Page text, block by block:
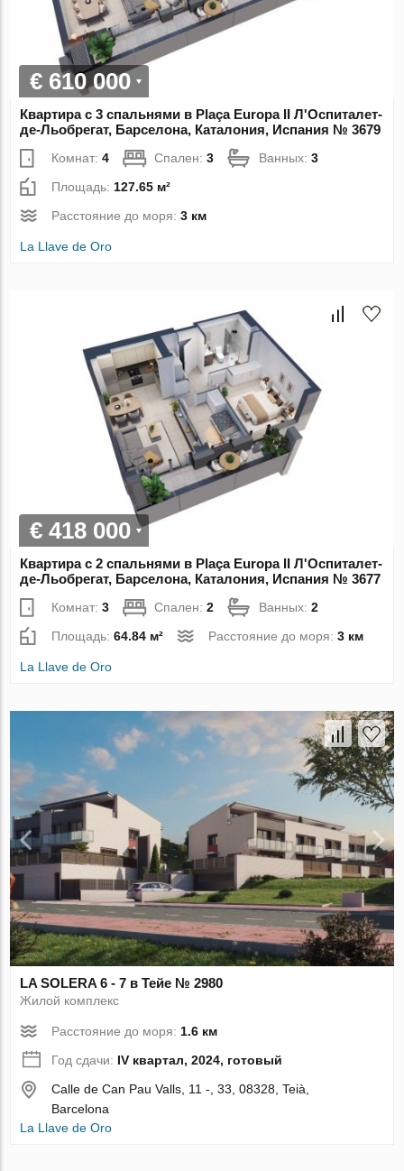
€ 610 000
Квартира с 3 спальнями в Plaça Europa II Л'Оспиталет-
де-Льобрегат, Барселона, Каталония, Испания № 3679
Комнат:4 Спален:3 Ванных:3
Площадь: 127.65 м²
Расстояние до моря:3 км
La Llave de Oro
€ 418 000
Квартира с 2 спальнями в Plaça Europa II Л'Оспиталет-
де-Льобрегат, Барселона, Каталония, Испания № 3677
Комнат:3 Спален:2 Ванных:2
Площадь:64.84 м² Расстояние до моря:3 км
La Llave de Oro
LA SOLERA 6 - 7 в Тейе № 2980
Жилой комплекс
Расстояние до моря:1.6 км
Год сдачи: IV квартал, 2024, готовый
Calle de Can Pau Valls, 11 -, 33, 08328, Teià,
Barcelona
La Llave de Oro